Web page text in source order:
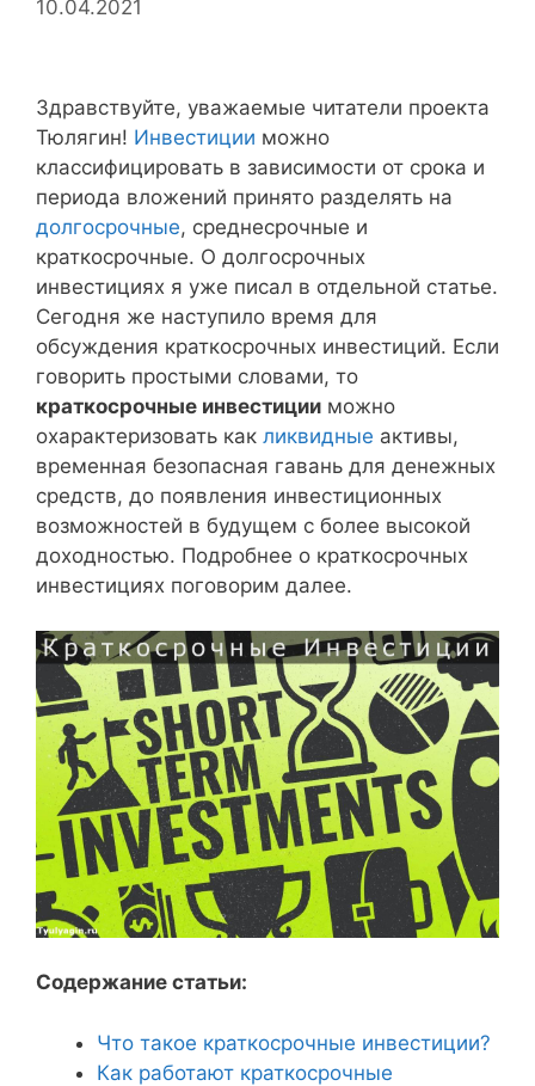
10.04.2021
Здравствуйте, уважаемые читатели проекта
Тюлягин! Инвестиции можно
классифицировать в зависимости от срока и
периода вложений принято разделять на
долгосрочные, среднесрочные и
краткосрочные. О долгосрочных
инвестициях я уже писал в отдельной статье.
Сегодня же наступило время для
обсуждения краткосрочных инвестиций. Если
говорить простыми словами, то
краткосрочные инвестиции можно
охарактеризовать как ликвидные активы,
временная безопасная гавань для денежных
средств, до появления инвестиционных
возможностей в будущем с более высокой
доходностью. Подробнее о краткосрочных
инвестициях поговорим далее.
Содержание статьи:
Что такое краткосрочные инвестиции?
Как работают краткосрочные